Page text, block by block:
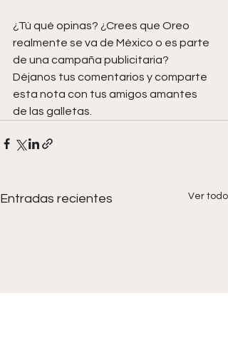
¿Tú qué opinas? ¿Crees que Oreo
realmente se va de México o es parte
de una campaña publicitaria?
Déjanos tus comentarios y comparte
esta nota con tus amigos amantes
de las galletas.
Entradas recientes Ver todo